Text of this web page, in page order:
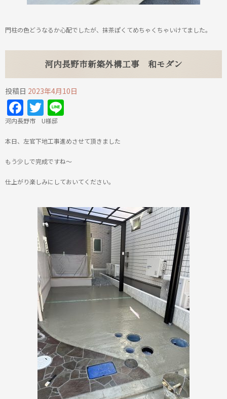
門柱の色どうなるか心配でしたが、抹茶ぽくてめちゃくちゃいけてました。
河内長野市新築外構工事 和モダン
投稿日 2023年4月10日
Facebook
Twitter
河内長野市 U様邸
本日、左官下地工事進めさせて頂きました
もう少しで完成ですね～
仕上がり楽しみにしておいてください。